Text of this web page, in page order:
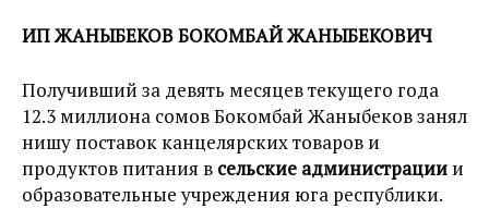
ИП ЖАНЫБЕКОВ БОКОМБАЙ ЖАНЫБЕКОВИЧ
Получивший за девять месяцев текущего года
12.3 миллиона сомов Бокомбай Жаныбеков занял
нишу поставок канцелярских товаров и
продуктов питания в сельские администрации и
образовательные учреждения юга республики.